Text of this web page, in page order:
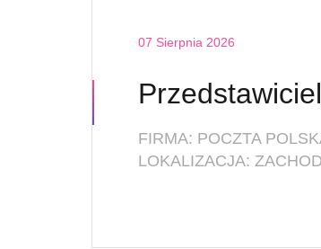
07 Sierpnia 2026
FIRMA: POCZTA
LOKALIZACJA: